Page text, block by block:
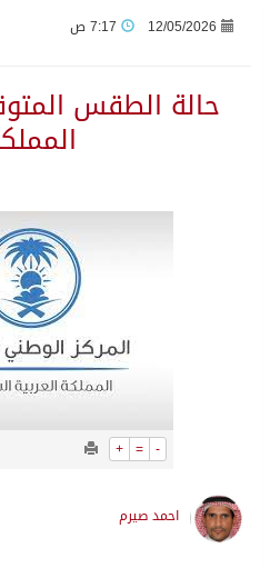
12/05/2026
حالة الطقس
+ = -
احمد صيرم